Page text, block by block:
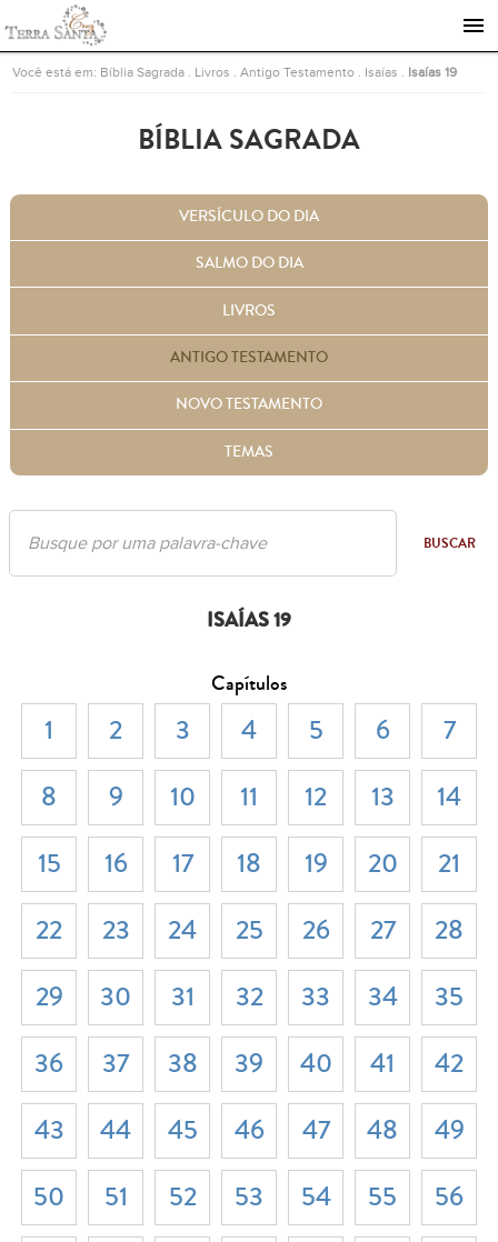
Ir para a página inicial
Você está em: Bíblia Sagrada Livros .Antigo Testamento Isaías Isaías 19
BÍBLIA SAGRADA
VERSÍCULO DO DIA
SALMO DO DIA
LIVROS
ANTIGO TESTAMENTO
NOVO TESTAMENTO
TEMAS
BUSCAR
ISAÍAS 19
Capítulos
1 2 3 4 5 6
7
8
9 10 11 12 13
14
15
16 17 18 19 20
21
22
23 24 25 26 27
28
29
30 31 32 33 34
35
36
37 38 39 40 41
42
43
44 45 46 47 48
49
50
51 52 53 54 55
56